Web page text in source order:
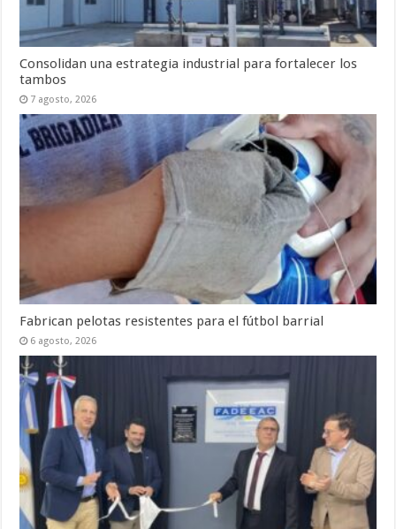
Consolidan una estrategia industrial para fortalecer los
tambos
7 agosto, 2026
Fabrican pelotas resistentes para el fútbol barrial
6 agosto, 2026